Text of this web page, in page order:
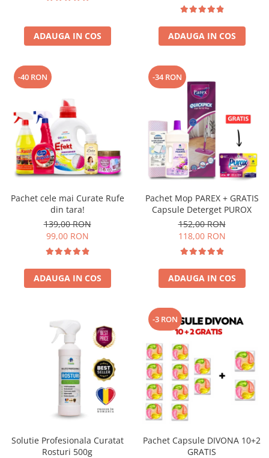
ADAUGA IN COS ADAUGA IN COS
-40 RON
Pachet cele mai Curate Rufe
din tara!
139,00 RON
99,00 RON
ADAUGA IN COS
-34 RON
Pachet Mop PAREX + GRATIS
Capsule Deterget PUROX
152,00 RON
118,00 RON
ADAUGA IN COS
Solutie Profesionala Curatat
Rosturi 500g
-3 RON
Pachet Capsule DIVONA 10+2
GRATIS